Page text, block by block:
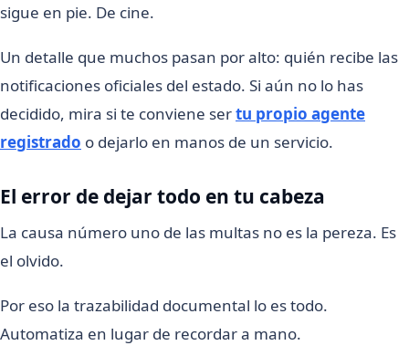
sigue en pie. De cine.
Un detalle que muchos pasan por alto: quién recibe las
notificaciones oficiales del estado. Si aún no lo has
decidido, mira si te conviene sertu propio agente
registrado o dejarlo en manos de un servicio.
El error de dejar todo en tu cabeza
La causa número uno de las multas no es la pereza. Es
el olvido.
Por eso la trazabilidad documental lo es todo.
Automatiza en lugar de recordar a mano.